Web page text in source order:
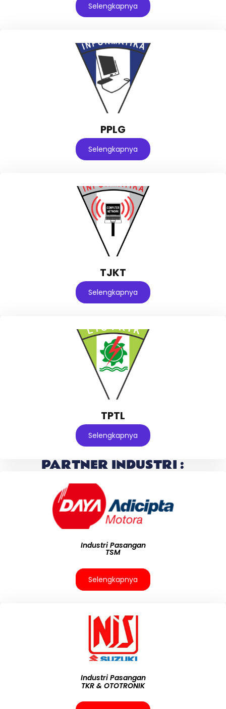
Selengkapnya
PPLG
Selengkapnya
TJKT
Selengkapnya
TPTL
Selengkapnya
PARTNER INDUSTRI :
Industri Pasangan
TSM
Selengkapnya
Industri Pasangan
TKR & OTOTRONIK